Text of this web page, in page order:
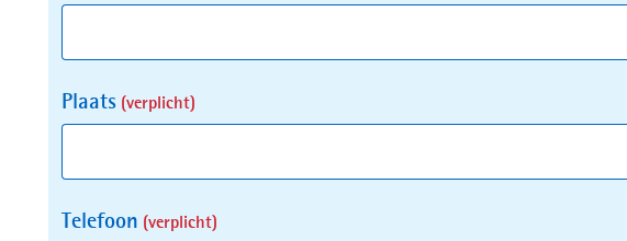
Plaats (verplicht)
Telefoon (verplicht)